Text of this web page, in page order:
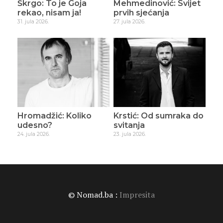
Škrgo: To je Goja
rekao, nisam ja!
31. jula 2026.
Mehmedinović: Svijet
prvih sjećanja
27. jula 2026.
Hromadžić: Koliko
udesno?
24. jula 2026.
Krstić: Od sumraka do
svitanja
23. jula 2026.
© Nomad.ba : Impresita